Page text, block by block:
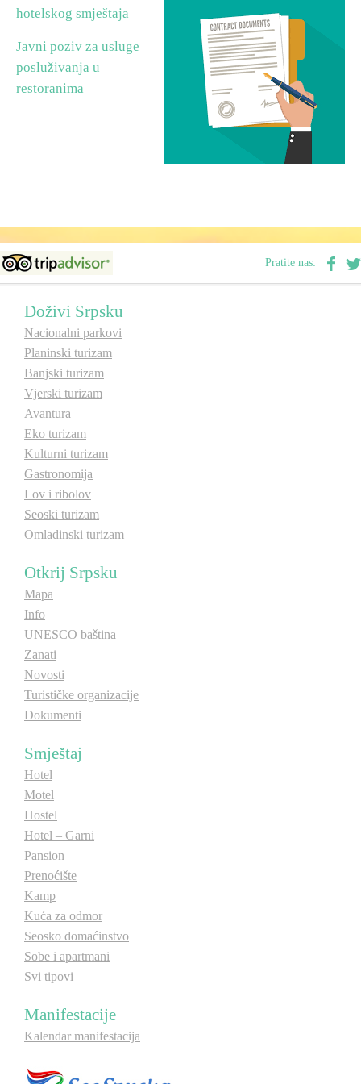
Vjerski turizam
Avantura
Gastronomija
Lov i ribolov
Seoski turizam
Omladinski turizam
Destinacije
Spisak destinacija
Mapa destinacija
Manifestacije
Smještaj
Multimedija
Foto
Video
E-Brochure
Otkrij Srpsku
hotelskog smještaja
Javni poziv za usluge
posluživanja u
restoranima
Pratite nas:
Doživi Srpsku
Nacionalni parkovi
Planinski turizam
Banjski turizam
Vjerski turizam
Avantura
Eko turizam
Kulturni turizam
Gastronomija
Lov i ribolov
Seoski turizam
Omladinski turizam
Otkrij Srpsku
Mapa
Info
UNESCO baština
Zanati
Novosti
Turističke organizacije
Dokumenti
Smještaj
Hotel
Motel
Hostel
Hotel – Garni
Pansion
Prenoćište
Kamp
Kuća za odmor
Seosko domaćinstvo
Sobe i apartmani
Svi tipovi
Manifestacije
Kalendar manifestacija